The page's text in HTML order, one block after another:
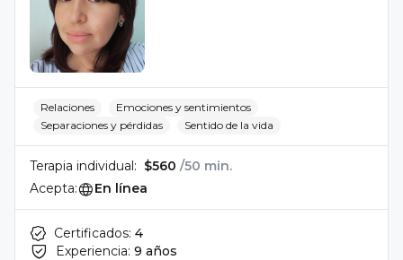
Relaciones
Emociones y sentimientos
Separaciones y pérdidas
Sentido de la vida
Terapia individual: $560 /50 min.
Acepta:
En línea
Certificados: 4
Experiencia: 9 años